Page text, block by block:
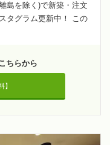
島を除く)で新築・注文
タグラム更新中！ この
ちらから
】